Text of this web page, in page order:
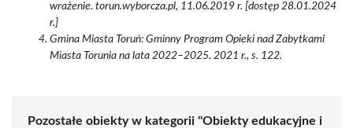
wrażenie. torun.wyborcza.pl, 11.06.2019 r. [dostęp 28.01.2024
r.]
Gmina Miasta Toruń: Gminny Program Opieki nad Zabytkami
Miasta Torunia na lata 2022–2025. 2021 r., s. 122.
Pozostałe obiekty w kategorii "Obiekty edukacyjne i